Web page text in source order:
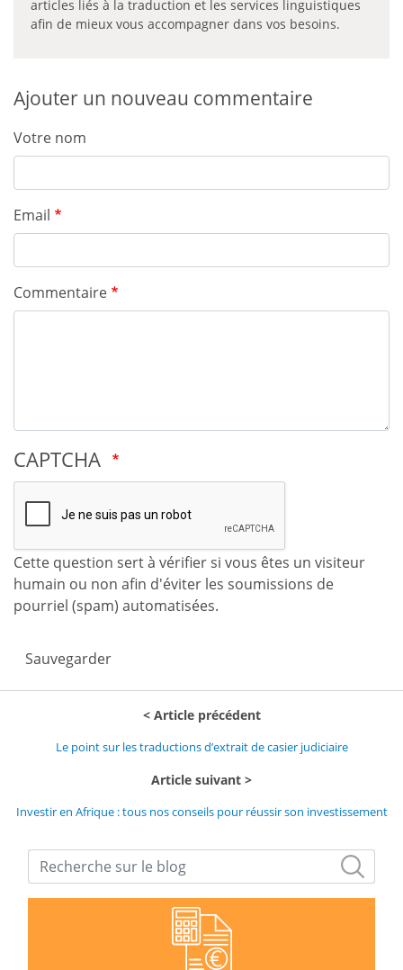
articles liés à la traduction et les services linguistiques
afin de mieux vous accompagner dans vos besoins.
Ajouter un nouveau commentaire
Votre nom
Email
Commentaire
CAPTCHA
Cette question sert à vérifier si vous êtes un visiteur
humain ou non afin d'éviter les soumissions de
pourriel (spam) automatisées.
Sauvegarder
Article précédent
Le point sur les traductions d’extrait de casier judiciaire
Article suivant
Investir en Afrique : tous nos conseils pour réussir son investissement